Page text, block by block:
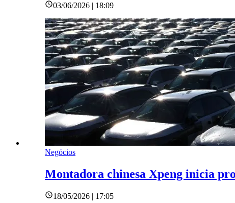
03/06/2026 | 18:09
Negócios
Montadora chinesa Xpeng inicia
18/05/2026 | 17:05